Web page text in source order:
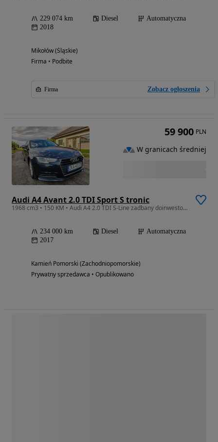
229 074 km Diesel
Automatyczna
2018
Mikołów (Śląskie)
Firma • Podbite
Firma Zobacz ogłoszenia
Audi A4 Avant 2.0 TDI Sport S tronic
1968 cm3 • 150 KM • Audi A4 2.0 TDI S-Line zadbany doinwestowany
234 000 km Diesel
Automatyczna
2017
Kamień Pomorski (Zachodniopomorskie)
Prywatny sprzedawca • Opublikowano
59 900 PLN
W granicach średniej